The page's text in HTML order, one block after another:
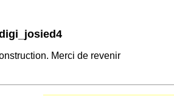
Merci de revenir